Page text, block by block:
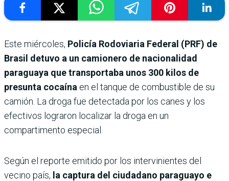
Este miércoles, Policía Rodoviaria Federal (PRF) de
Brasil detuvo a un camionero de nacionalidad
paraguaya que transportaba unos 300 kilos de
presunta cocaína en el tanque de combustible de su
camión. La droga fue detectada por los canes y los
efectivos lograron localizar la droga en un
compartimento especial.
Según el reporte emitido por los intervinientes del
vecino país, la captura del ciudadano paraguayo e